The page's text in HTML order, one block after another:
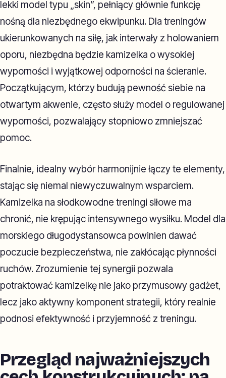
lekki model typu „skin”, pełniący głównie funkcję
nośną dla niezbędnego ekwipunku. Dla treningów
ukierunkowanych na siłę, jak interwały z holowaniem
oporu, niezbędna będzie kamizelka o wysokiej
wyporności i wyjątkowej odporności na ścieranie.
Początkującym, którzy budują pewność siebie na
otwartym akwenie, często służy model o regulowanej
wyporności, pozwalający stopniowo zmniejszać
pomoc.
Finalnie, idealny wybór harmonijnie łączy te elementy,
stając się niemal niewyczuwalnym wsparciem.
Kamizelka na słodkowodne treningi siłowe ma
chronić, nie krępując intensywnego wysiłku. Model dla
morskiego długodystansowca powinien dawać
poczucie bezpieczeństwa, nie zakłócając płynności
ruchów. Zrozumienie tej synergii pozwala
potraktować kamizelkę nie jako przymusowy gadżet,
lecz jako aktywny komponent strategii, który realnie
podnosi efektywność i przyjemność z treningu.
Przegląd najważniejszych